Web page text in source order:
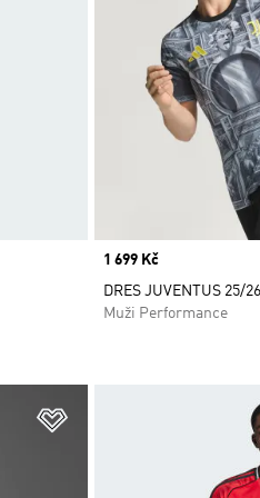
Price
1 699 Kč
DRES JUVENTUS 25/
Muži Performance
Přidat do seznamu přání